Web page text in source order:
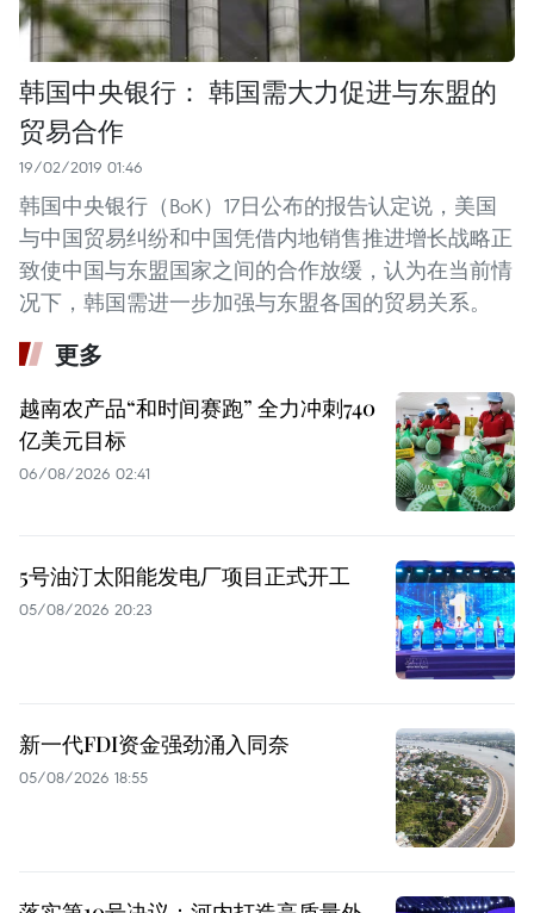
韩国中央银行： 韩国需大力促进与东盟的
贸易合作
19/02/2019 01:46
韩国中央银行（BoK）17日公布的报告认定说，美国
与中国贸易纠纷和中国凭借内地销售推进增长战略正
致使中国与东盟国家之间的合作放缓，认为在当前情
况下，韩国需进一步加强与东盟各国的贸易关系。
更多
越南农产品“和时间赛跑” 全力冲刺740
亿美元目标
06/08/2026 02:41
5号油汀太阳能发电厂项目正式开工
05/08/2026 20:23
新一代FDI资金强劲涌入同奈
05/08/2026 18:55